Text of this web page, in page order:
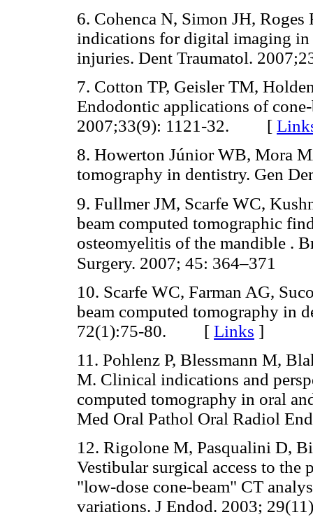
6. Cohenca N, Simon JH,
indications for digital imaging in
injuries. Dent Traumatol.
7. Cotton TP, Geisler TM,
Endodontic applications of
2007;33(9): 1121-32. [
8. Howerton Júnior WB, Mora
tomography in dentistry. Gen
9. Fullmer JM, Scarfe WC,
beam computed tomographic
osteomyelitis of the mandible .
Surgery. 2007; 45: 364–371
10. Scarfe WC, Farman AG,
beam computed tomography in
72(1):75-80. [ Links ]
11. Pohlenz P, Blessmann M,
M. Clinical indications and
computed tomography in oral
Med Oral Pathol Oral Radiol
12. Rigolone M, Pasqualini D,
Vestibular surgical access to
"low-dose cone-beam" CT
variations. J Endod. 2003;